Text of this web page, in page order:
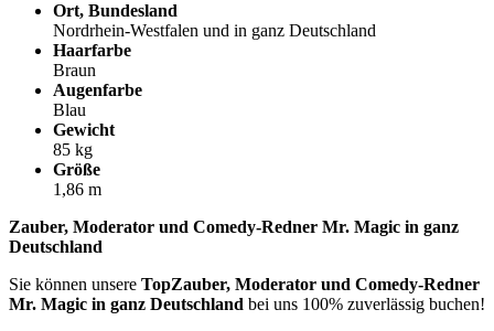
Ort, Bundesland
Nordrhein-Westfalen und in ganz Deutschland
Haarfarbe
Braun
Augenfarbe
Blau
Gewicht
85 kg
Größe
1,86 m
Zauber, Moderator und Comedy-Redner Mr. Magic in ganz
Deutschland
Sie können unsere TopZauber, Moderator und Comedy-Redner
Mr. Magic in ganz Deutschland bei uns 100% zuverlässig buchen!